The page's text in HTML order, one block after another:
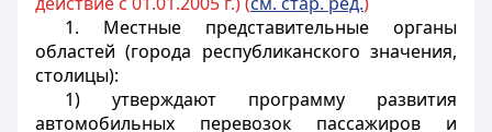
1. Местные представительные органы
областей (города республиканского значения,
столицы):
1) утверждают программу развития
автомобильных перевозок пассажиров и